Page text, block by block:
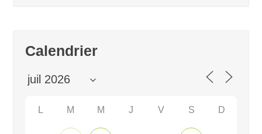
Calendrier
L M M J V S D